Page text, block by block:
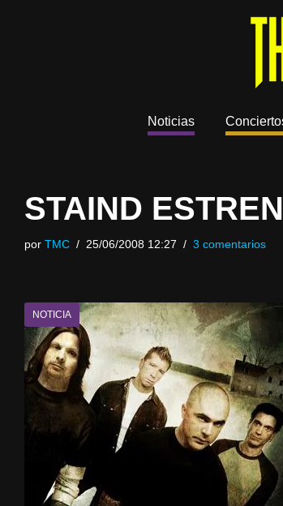
Noticias
STAIND
por TMC 25/06/2008 12:27 3 comentarios
NOTICIA